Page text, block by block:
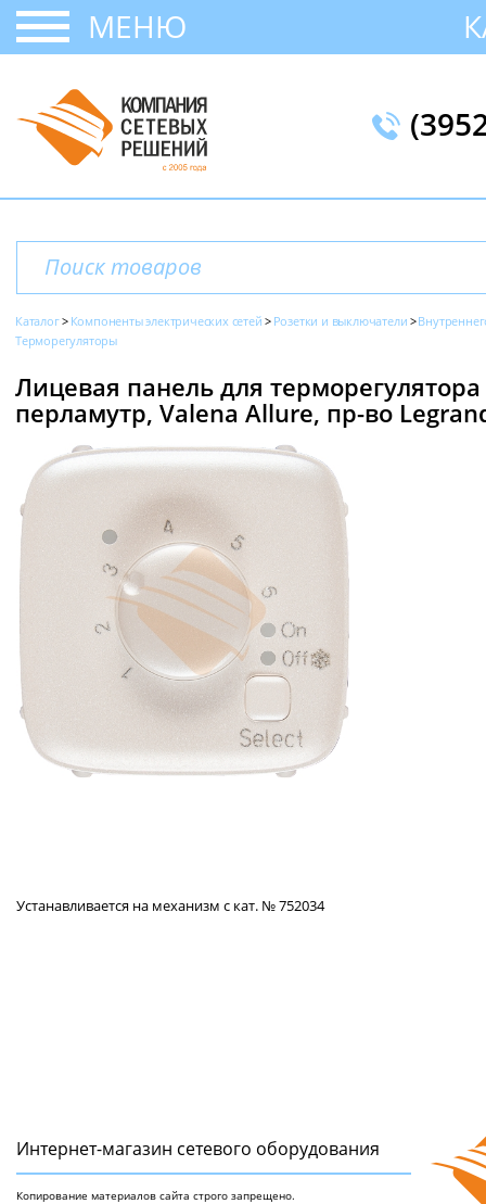
МЕНЮ
Каталог Компоненты электрических сетей Розетки и выключатели
Терморегуляторы
Лицевая панель для
перламутр, Valena Allure, пр-во
Устанавливается на механизм с кат. № 752034
Интернет-магазин сетeвого оборудования
Копирование материалов сайта строго запрещено.